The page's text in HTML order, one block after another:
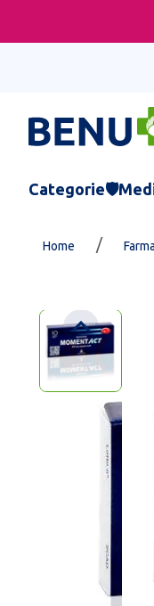
Categorie
Home /